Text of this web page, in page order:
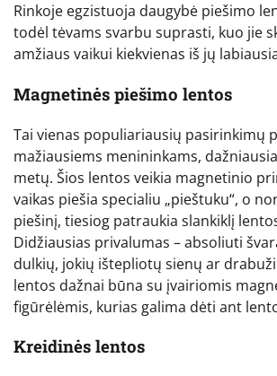
Rinkoje egzistuoja daugybė piešimo
todėl tėvams svarbu suprasti, kuo jie
amžiaus vaikui kiekvienas iš jų
Magnetinės piešimo lentos
Tai vienas populiariausių pasirinkimų
mažiausiems menininkams,
metų. Šios lentos veikia magnetinio
vaikas piešia specialiu „pieštuku“, o
piešinį, tiesiog patraukia slankiklį
Didžiausias privalumas – absoliuti
dulkių, jokių ištepliotų sienų ar
lentos dažnai būna su įvairiomis
figūrėlėmis, kurias galima dėti ant
Kreidinės lentos